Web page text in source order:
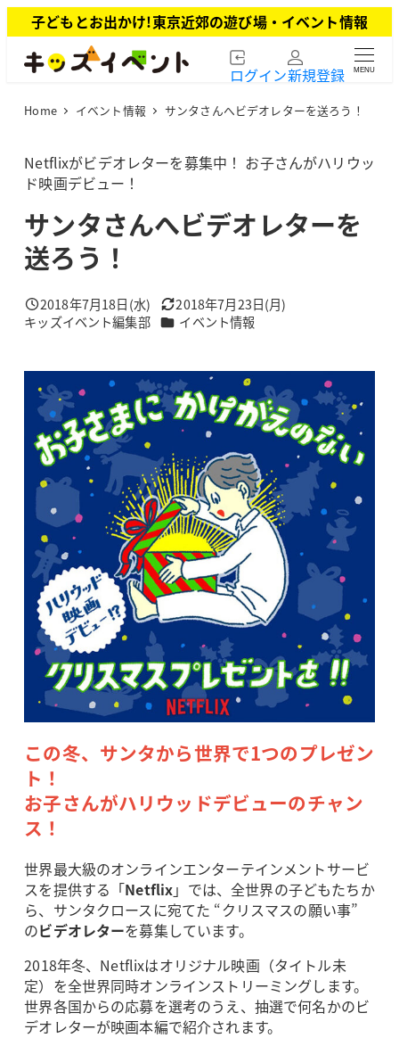
イ
子どもとお出かけ!東京近郊の遊び場・イベント情報
ログイン新規登録 MENU
Home イベント情報 サンタさんへビデオレターを送ろう！
Netflixがビデオレターを募集中！ お子さんがハリウッ
ド映画デビュー！
サンタさんへビデオレターを
送ろう！
投稿日
2018年7月18日(水) 更新日
2018年7月23日(月)
著
キッズイベント編集部 カテゴリー
イベント情報
この冬、サンタから世界で1つのプレゼン
ト！
お子さんがハリウッドデビューのチャン
ス！
世界最大級のオンラインエンターテインメントサービ
スを提供する「Netflix」では、全世界の子どもたちか
ら、サンタクロースに宛てた “クリスマスの願い事”
のビデオレターを募集しています。
2018年冬、Netflixはオリジナル映画（タイトル未
定）を全世界同時オンラインストリーミングします。
世界各国からの応募を選考のうえ、抽選で何名かのビ
デオレターが映画本編で紹介されます。